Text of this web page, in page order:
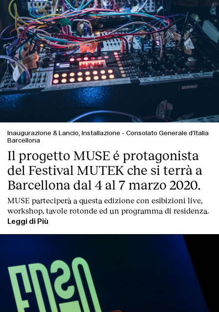
Inaugurazione & Lancio, Installazione - Consolato Generale d’Italia
Barcellona
Il progetto MUSE é protagonista
del Festival MUTEK che si terrà a
Barcellona dal 4 al 7 marzo 2020.
MUSE parteciperà a questa edizione con esibizioni live,
workshop, tavole rotonde ed un programma di residenza.
Leggi di Più